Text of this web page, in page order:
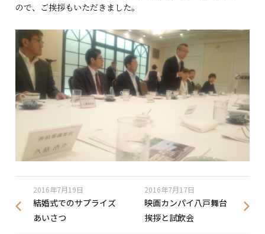
ので、ご挨拶もいただきました。
2016年7月19日
結婚式でのサプライズ
あいさつ
2016年7月17日
映画カンパイ八戸舞台
挨拶と試飲会